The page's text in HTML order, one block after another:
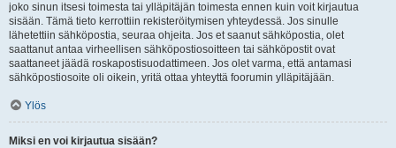
joko sinun itsesi toimesta tai ylläpitäjän toimesta ennen kuin voit kirjautua
sisään. Tämä tieto kerrottiin rekisteröitymisen yhteydessä. Jos sinulle
lähetettiin sähköpostia, seuraa ohjeita. Jos et saanut sähköpostia, olet
saattanut antaa virheellisen sähköpostiosoitteen tai sähköpostit ovat
saattaneet jäädä roskapostisuodattimeen. Jos olet varma, että antamasi
sähköpostiosoite oli oikein, yritä ottaa yhteyttä foorumin ylläpitäjään.
Ylös
Miksi en voi kirjautua sisään?